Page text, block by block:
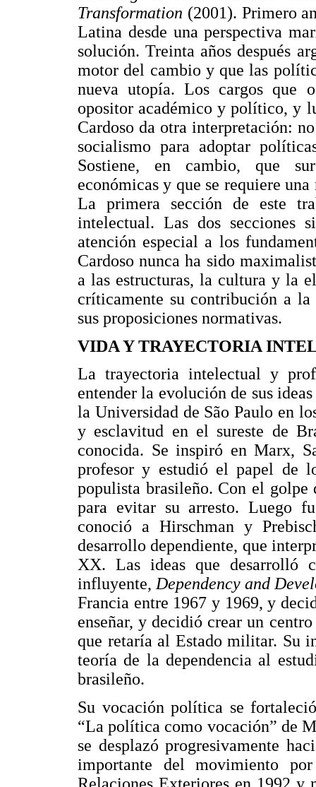
Transformation (2001). Primero
Latina desde una perspectiva
solución. Treinta años después
motor del cambio y que las
nueva utopía. Los cargos que
opositor académico y político, y
Cardoso da otra interpretación:
socialismo para adoptar
Sostiene, en cambio, que
económicas y que se requiere
La primera sección de este
intelectual. Las dos secciones
atención especial a los
Cardoso nunca ha sido
a las estructuras, la cultura y la
críticamente su contribución a
sus proposiciones normativas.
VIDA Y TRAYECTORIA
La trayectoria intelectual y
entender la evolución de sus
la Universidad de São Paulo en
y esclavitud en el sureste de
conocida. Se inspiró en Marx,
profesor y estudió el papel de
populista brasileño. Con el
para evitar su arresto. Luego
conoció a Hirschman y
desarrollo dependiente, que
XX. Las ideas que desarrolló
influyente,Dependency and
Francia entre 1967 y 1969, y
enseñar, y decidió crear un
que retaría al Estado militar. Su
teoría de la dependencia al
brasileño.
Su vocación política se
“La política como vocación” de
se desplazó progresivamente
importante del movimiento